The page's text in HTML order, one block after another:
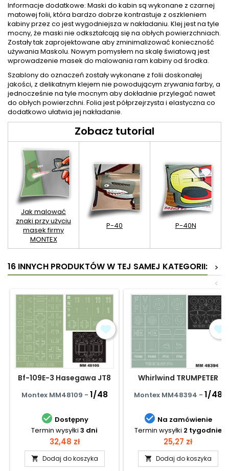
Informacje dodatkowe: Maski do kabin są wykonane z czarnej
matowej folii, która bardzo dobrze kontrastuje z oszkleniem
kabiny przez co jest wygodniejsza w nakładaniu. Klej jest na tyle
mocny, że maski nie odkształcają się na obłych powierzchniach.
Zostały tak zaprojektowane aby zminimalizować konieczność
używania Maskolu. Nowym pomysłem na skalę światową jest
wprowadzenie masek do malowania ram kabiny od środka.
Szablony do oznaczeń zostały wykonane z folii doskonałej
jakości, z delikatnym klejem nie powodującym zrywania farby, a
jednocześnie na tyle mocnym aby dokładnie przylegać nawet
do obłych powierzchni. Folia jest półprzejrzysta i elastyczna co
dodatkowo ułatwia jej nakładanie.
Zobacz tutorial
Jak malować
znaki przy użyciu
masek firmy
MONTEX
P-40 P-40N
16 INNYCH PRODUKTÓW W TEJ SAMEJ KATEGORII:
>
<
Bf-109E-3 Hasegawa JT8
Montex MM48109 - 1/48
 Dostępny
Termin wysyłki 3 dni
Cena
32,48 zł
 Dodaj do koszyka
Whirlwind TRUMPETER
Montex MM48394 - 1/48
 Na zamówienie
Termin wysyłki 2 tygodnie
Cena
25,27 zł
 Dodaj do koszyka